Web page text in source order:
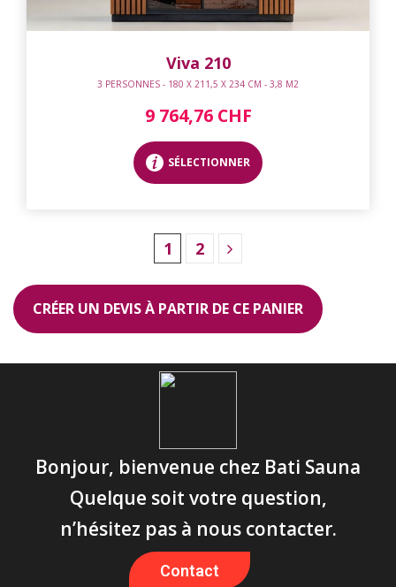
Viva 210
3 PERSONNES - 180 X 211,5 X 234 CM - 3,8 M2
9 764,76 CHF
SÉLECTIONNER
1 2
CRÉER UN DEVIS À PARTIR DE CE PANIER
Bonjour, bienvenue chez Bati Sauna
Quelque soit votre question,
n’hésitez pas à nous contacter.
Contact